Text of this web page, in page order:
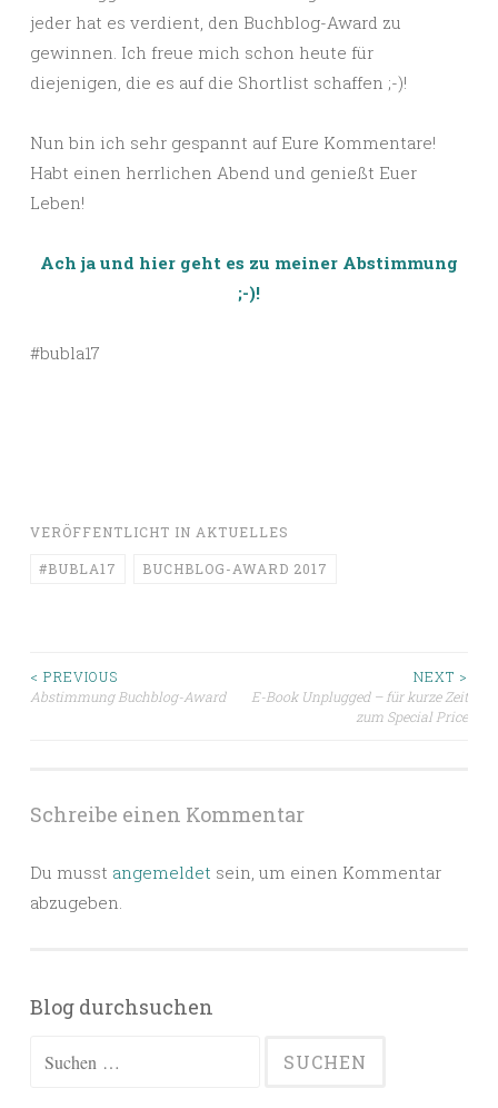
jeder hat es verdient, den Buchblog-Award zu
gewinnen. Ich freue mich schon heute für
diejenigen, die es auf die Shortlist schaffen ;-)!
Nun bin ich sehr gespannt auf Eure Kommentare!
Habt einen herrlichen Abend und genießt Euer
Leben!
Ach ja und hier geht es zu meiner Abstimmung
;-)!
#bubla17
VERÖFFENTLICHT IN AKTUELLES
#BUBLA17 BUCHBLOG-AWARD 2017
Beitragsnavigation
< PREVIOUS
Abstimmung Buchblog-Award
NEXT >
E-Book Unplugged – für kurze Zeit
zum Special Price
Schreibe einen Kommentar
Du musst angemeldet sein, um einen Kommentar
abzugeben.
Blog durchsuchen
Suchen